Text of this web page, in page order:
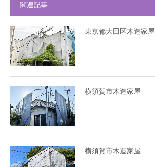
関連記事
東京都大田区木造家屋
横須賀市木造家屋
横須賀市木造家屋